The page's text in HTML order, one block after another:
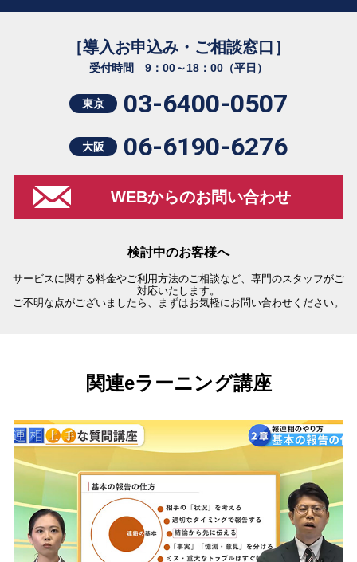
［導入お申込み・ご相談窓口］
受付時間 9：00～18：00（平日）
東京 03-6400-0507
大阪 06-6190-6276
WEBからのお問い合わせ
検討中のお客様へ
サービスに関する料金やご利用方法のご相談など、専門のスタッフがご
対応いたします。
ご不明な点がございましたら、まずはお気軽にお問い合わせください。
関連eラーニング講座